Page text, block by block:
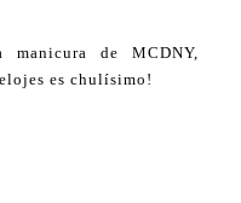
de MCDNY,
es chulísimo!